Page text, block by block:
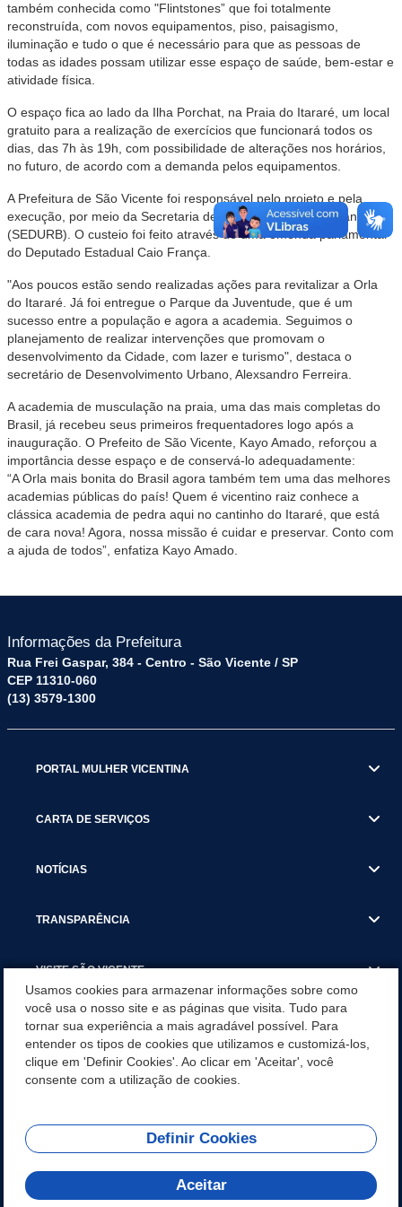
também conhecida como "Flintstones” que foi totalmente
reconstruída, com novos equipamentos, piso, paisagismo,
iluminação e tudo o que é necessário para que as pessoas de
todas as idades possam utilizar esse espaço de saúde, bem-estar e
atividade física.
O espaço fica ao lado da Ilha Porchat, na Praia do Itararé, um local
gratuito para a realização de exercícios que funcionará todos os
dias, das 7h às 19h, com possibilidade de alterações nos horários,
no futuro, de acordo com a demanda pelos equipamentos.
A Prefeitura de São Vicente foi responsável pelo projeto e pela
execução, por meio da Secretaria de Desenvolvimento Urbano
(SEDURB). O custeio foi feito através de uma emenda parlamentar
do Deputado Estadual Caio França.
"Aos poucos estão sendo realizadas ações para revitalizar a Orla
do Itararé. Já foi entregue o Parque da Juventude, que é um
sucesso entre a população e agora a academia. Seguimos o
planejamento de realizar intervenções que promovam o
desenvolvimento da Cidade, com lazer e turismo", destaca o
secretário de Desenvolvimento Urbano, Alexsandro Ferreira.
A academia de musculação na praia, uma das mais completas do
Brasil, já recebeu seus primeiros frequentadores logo após a
inauguração. O Prefeito de São Vicente, Kayo Amado, reforçou a
importância desse espaço e de conservá-lo adequadamente:
“A Orla mais bonita do Brasil agora também tem uma das melhores
academias públicas do país! Quem é vicentino raiz conhece a
clássica academia de pedra aqui no cantinho do Itararé, que está
de cara nova! Agora, nossa missão é cuidar e preservar. Conto com
a ajuda de todos”, enfatiza Kayo Amado.
Informações da Prefeitura
Rua Frei Gaspar, 384 - Centro - São Vicente / SP
CEP 11310-060
(13) 3579-1300
PORTAL MULHER VICENTINA
CARTA DE SERVIÇOS
NOTÍCIAS
TRANSPARÊNCIA
VISITE SÃO VICENTE
SÃO VICENTE REFORÇA REDE DE PROTEÇÃO ÀS MULHERES
DURANTE O AGOSTO LILÁS COM AÇÕES DE
CONSCIENTIZAÇÃO E ACOLHIMENTO
REDES SOCIAIS
Usamos cookies para armazenar informações sobre como
você usa o nosso site e as páginas que visita. Tudo para
tornar sua experiência a mais agradável possível. Para
entender os tipos de cookies que utilizamos e customizá-los,
clique em 'Definir Cookies'. Ao clicar em 'Aceitar', você
consente com a utilização de cookies.
Definir Cookies
Aceitar
Olá! Como
posso te ajudar?